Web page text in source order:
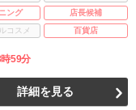
ング
店長候補
コスメ 百貨店
59分
詳細を見る